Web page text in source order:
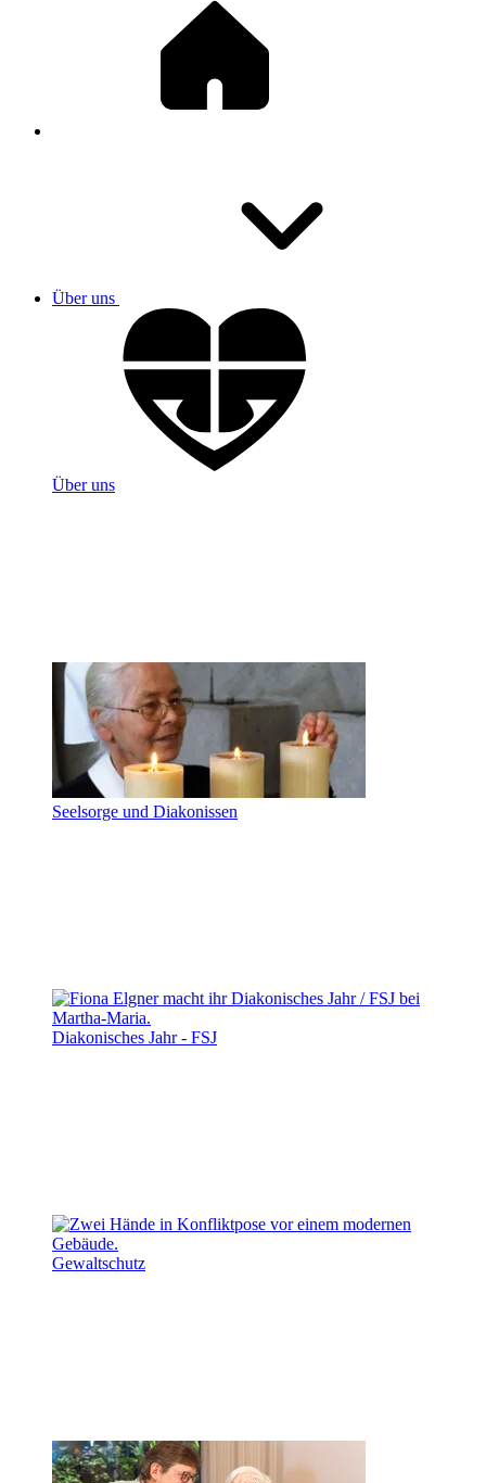
Über uns
Über uns
Seelsorge und Diakonissen
Diakonisches Jahr - FSJ
Gewaltschutz